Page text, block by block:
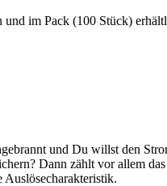
und im Pack (100 Stück)
und Du willst den
Dann zählt vor allem das